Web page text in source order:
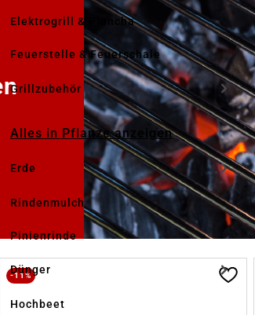
Elektrogrill & Plancha
Feuerstelle & Feuerschale
Grillzubehör
Alles in Pflanze anzeigen
Erde
Rindenmulch
Pinienrinde
Dünger
Hochbeet
-11%